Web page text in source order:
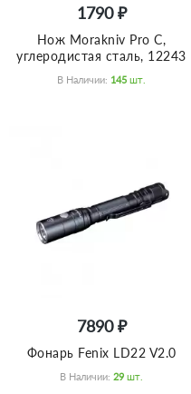
1790 ₽
Нож Morakniv Pro C,
углеродистая сталь, 12243
В Наличии: 145 Шт.
7890 ₽
Фонарь Fenix LD22 V2.0
В Наличии: 29 Шт.